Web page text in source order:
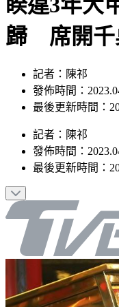
睽違3年大
歸 席開千
記者：陳祁
發佈時間：
記者：陳祁
發佈時間：